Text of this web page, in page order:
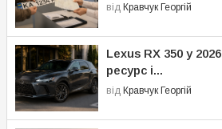
від Кравчук Георгій
Lexus RX 350 у
ресурс і...
від Кравчук Георгій